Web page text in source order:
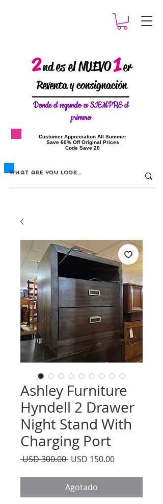
2ndes el NUEVO1er
Reventa y consignación
Donde elsegundo es SIEMPRE el
primero
​Customer Appreciation All Summer
​Save 60% Off Original Prices
​Code Save 20
Ashley Furniture
Hyndell 2 Drawer
Night Stand With
Charging Port
USD 300.00 Precio
USD 150.00Precio
Agotado